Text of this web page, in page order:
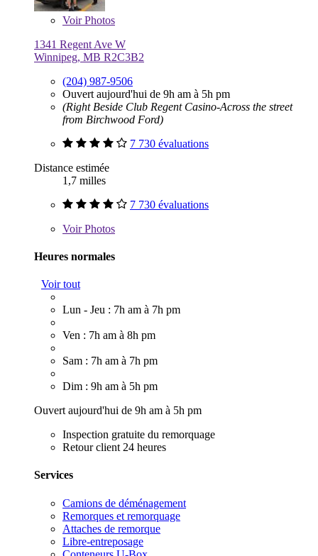
VoirPhotos
1341 Regent Ave W
Winnipeg, MB R2C3B2
(204) 987-9506
Ouvert aujourd'hui de 9h am à 5h pm
(Right Beside Club Regent Casino-Across the street
from Birchwood Ford)
7 730 évaluations
Distance estimée
1,7 milles
7 730 évaluations
VoirPhotos
Heures normales
Voir tout
Lun - Jeu : 7h am à 7h pm
Ven : 7h am à 8h pm
Sam : 7h am à 7h pm
Dim : 9h am à 5h pm
Ouvert aujourd'hui de 9h am à 5h pm
Inspection gratuite du remorquage
Retour client 24 heures
Services
Camions de déménagement
Remorques et remorquage
Attaches de remorque
Libre-entreposage